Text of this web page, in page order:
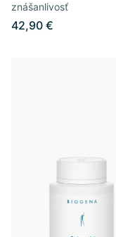
znášanlivosť
42,90 €